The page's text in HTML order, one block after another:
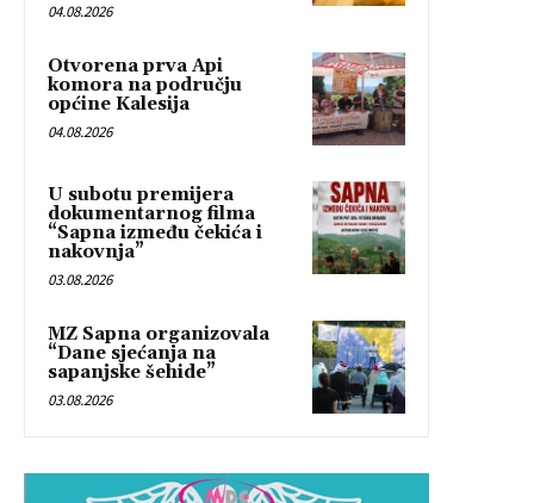
04.08.2026
Otvorena prva Api
komora na području
općine Kalesija
04.08.2026
U subotu premijera
dokumentarnog filma
“Sapna između čekića i
nakovnja”
03.08.2026
MZ Sapna organizovala
“Dane sjećanja na
sapanjske šehide”
03.08.2026